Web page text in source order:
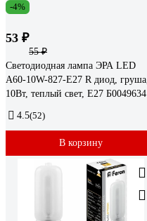
-4%
53 ₽
55 ₽
Светодиодная лампа ЭРА LED
A60-10W-827-E27 R диод, груша,
10Вт, теплый свет, E27 Б0049634
4.5(52)
В корзину